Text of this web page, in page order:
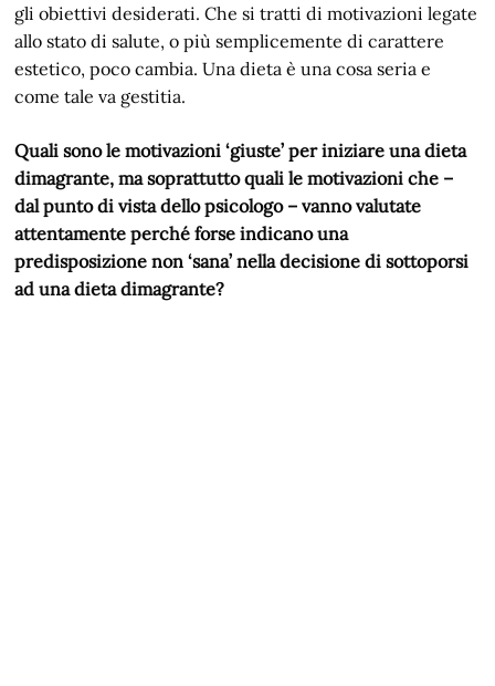
gli obiettivi desiderati. Che si tratti di motivazioni legate
allo stato di salute, o più semplicemente di carattere
estetico, poco cambia. Una dieta è una cosa seria e
come tale va gestitia.
Quali sono le motivazioni ‘giuste’ per iniziare una dieta
dimagrante, ma soprattutto quali le motivazioni che –
dal punto di vista dello psicologo – vanno valutate
attentamente perché forse indicano una
predisposizione non ‘sana’ nella decisione di sottoporsi
ad una dieta dimagrante?